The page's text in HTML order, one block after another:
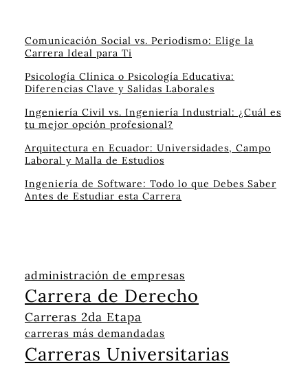
Comunicación Social vs. Periodismo: Elige la
Carrera Ideal para Ti
Psicología Clínica o Psicología Educativa:
Diferencias Clave y Salidas Laborales
Ingeniería Civil vs. Ingeniería Industrial: ¿Cuál es
tu mejor opción profesional?
Arquitectura en Ecuador: Universidades, Campo
Laboral y Malla de Estudios
Ingeniería de Software: Todo lo que Debes Saber
Antes de Estudiar esta Carrera
administración de empresas
Carrera de Derecho
Carreras 2da Etapa
carreras más demandadas
Carreras Universitarias